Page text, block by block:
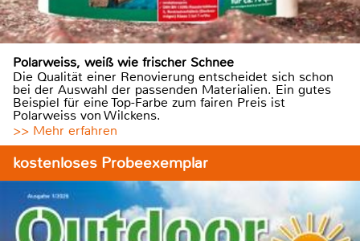
Polarweiss, weiß wie frischer Schnee
Die Qualität einer Renovierung entscheidet sich schon
bei der Auswahl der passenden Materialien. Ein gutes
Beispiel für eine Top-Farbe zum fairen Preis ist
Polarweiss von Wilckens.
>> Mehr erfahren
kostenloses Probeexemplar